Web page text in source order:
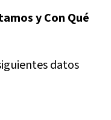
y Con Qué
datos